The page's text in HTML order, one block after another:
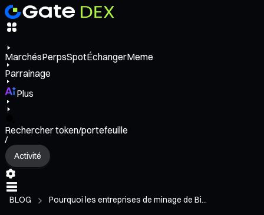
MarchésPerpsSpotÉchangerMeme
Parrainage
Plus
Rechercher token/portefeuille
/
Activité
BLOG Pourquoi les entreprises de minage de Bi...